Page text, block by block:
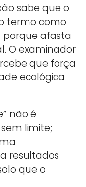
sabe que o
termo como
porque afasta
O examinador
que força
ecológica
não é
sem limite;
resultados
que o